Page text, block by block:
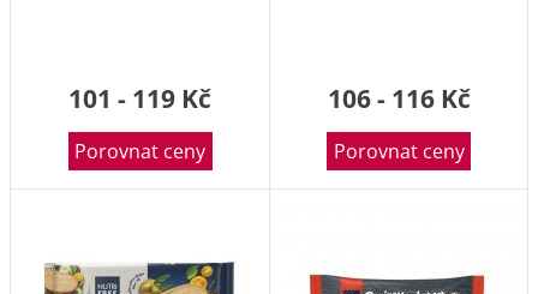
101 - 119 Kč
Porovnat ceny
106 - 116 Kč
Porovnat ceny